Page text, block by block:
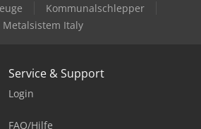
Kommunalschlepper
Metalsistem Italy
Service & Support
Login
FAQ/Hilfe